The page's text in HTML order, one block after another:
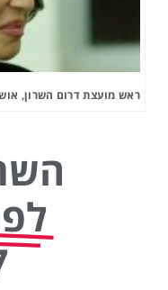
ראש מועצת דרום השרון,